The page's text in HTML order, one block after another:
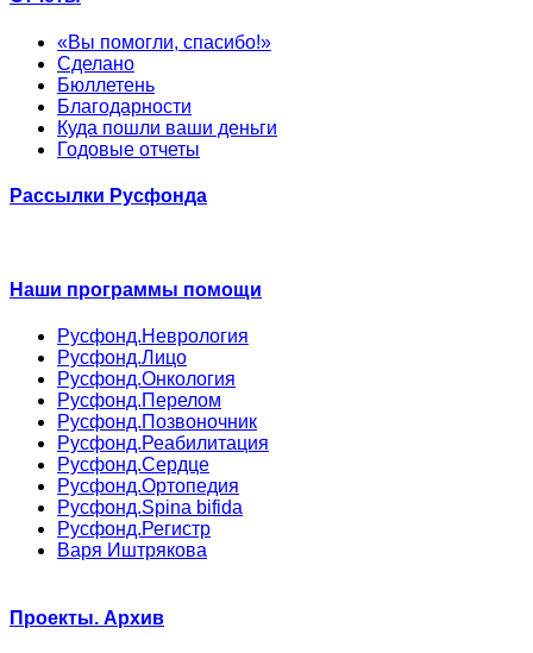
«Вы помогли, спасибо!»
Сделано
Бюллетень
Благодарности
Куда пошли ваши деньги
Годовые отчеты
Рассылки Русфонда
Наши программы помощи
Русфонд.Неврология
Русфонд.Лицо
Русфонд.Онкология
Русфонд.Перелом
Русфонд.Позвоночник
Русфонд.Реабилитация
Русфонд.Сердце
Русфонд.Ортопедия
Русфонд.Spina bifida
Русфонд.Регистр
Варя Иштрякова
Проекты. Архив